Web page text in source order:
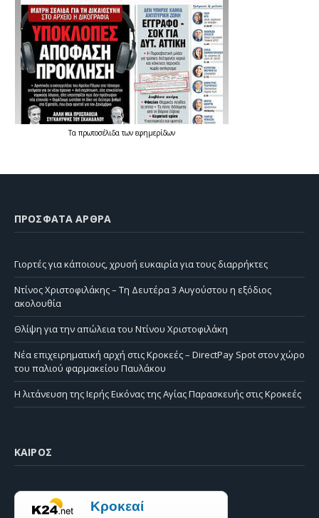
Τα πρωτοσέλιδατων εφημερίδων
ΠΡΌΣΦΑΤΑ ΆΡΘΡΑ
Γιορτές για κάποιους, χρυσή ευκαιρία για τους διαρρήκτες
Ντίνος Χριστοφιλάκης – Τη Δευτέρα 3 Αυγούστου η εξόδιος
ακολουθία
Θλίψη για την απώλεια του Ντίνου Χριστοφιλάκη
Νέα επιχειρηματική αρχή στις Κροκεές – DirectPay Spot στον χώρο
του παλιού φαρμακείου Παυλάκου
Η λιτάνευση της Ιερής Εικόνας της Αγίας Παρασκευής στις Κροκεές
ΚΑΙΡΌΣ